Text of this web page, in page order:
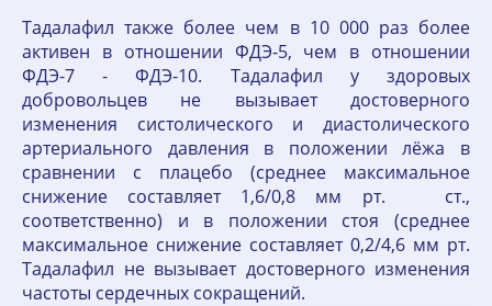
Тадалафил также более чем в 10 000 раз более
активен в отношении ФДЭ-5, чем в отношении
ФДЭ-7 - ФДЭ-10. Тадалафил у здоровых
добровольцев не вызывает достоверного
изменения систолического и диастолического
артериального давления в положении лёжа в
сравнении с плацебо (среднее максимальное
снижение составляет 1,6/0,8 мм рт. ст.,
соответственно) и в положении стоя (среднее
максимальное снижение составляет 0,2/4,6 мм рт.
Тадалафил не вызывает достоверного изменения
частоты сердечных сокращений.